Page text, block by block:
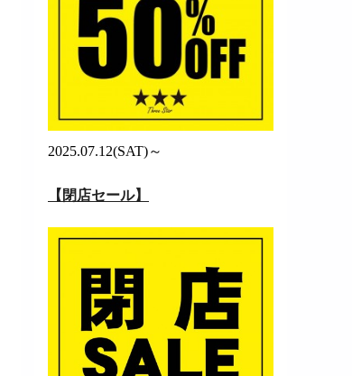
2025.07.12(SAT)～
【閉店セール】